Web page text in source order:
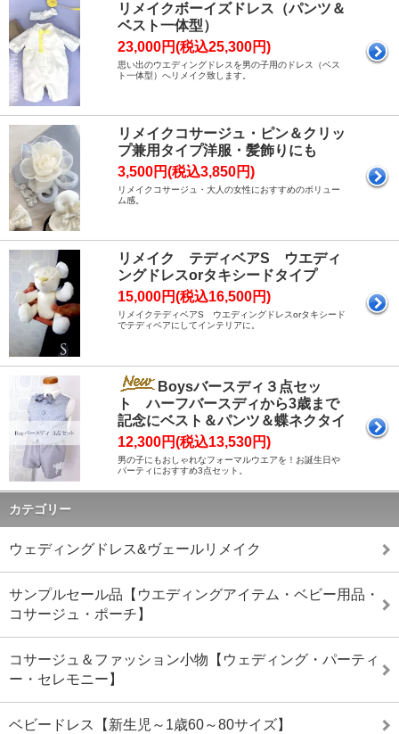
リメイクボーイズドレス（パンツ＆
ベスト一体型）
23,000円(税込25,300円)
思い出のウエディングドレスを男の子用のドレス（ベス
ト一体型）へリメイク致します。
リメイクコサージュ・ピン＆クリッ
プ兼用タイプ洋服・髪飾りにも
3,500円(税込3,850円)
リメイクコサージュ・大人の女性におすすめのボリュー
ム感。
リメイク テディベアS ウエディ
ングドレスorタキシードタイプ
15,000円(税込16,500円)
リメイクテディベアS ウエディングドレスorタキシード
でテディベアにしてインテリアに。
Boysバースディ３点セッ
ト ハーフバースディから3歳まで
記念にベスト＆パンツ＆蝶ネクタイ
12,300円(税込13,530円)
男の子にもおしゃれなフォーマルウエアを！お誕生日や
パーティにおすすめ3点セット。
カテゴリー
ウェディングドレス&ヴェールリメイク
サンプルセール品【ウエディングアイテム・ベビー用品・
コサージュ・ポーチ】
コサージュ＆ファッション小物【ウェディング・パーティ
ー・セレモニー】
ベビードレス【新生児～1歳60～80サイズ】